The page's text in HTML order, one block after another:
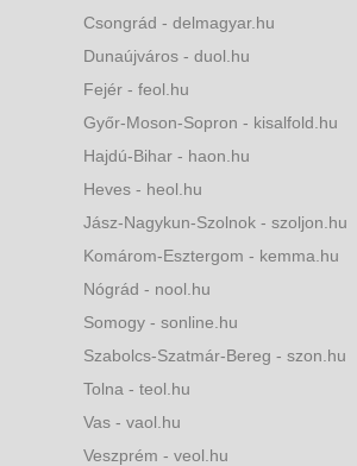
Csongrád - delmagyar.hu
Dunaújváros - duol.hu
Fejér - feol.hu
Győr-Moson-Sopron - kisalfold.hu
Hajdú-Bihar - haon.hu
Heves - heol.hu
Jász-Nagykun-Szolnok - szoljon.hu
Komárom-Esztergom - kemma.hu
Nógrád - nool.hu
Somogy - sonline.hu
Szabolcs-Szatmár-Bereg - szon.hu
Tolna - teol.hu
Vas - vaol.hu
Veszprém - veol.hu